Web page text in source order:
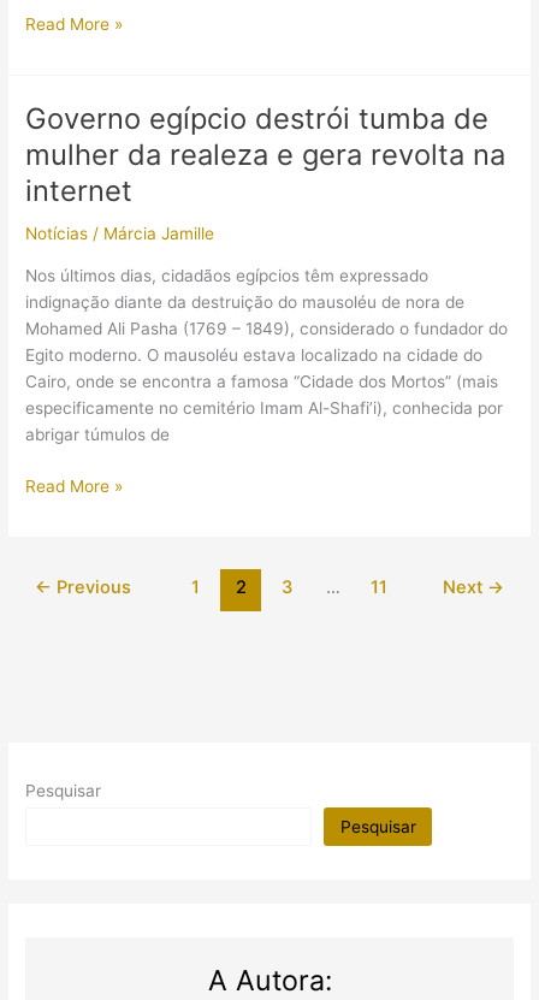
Estão
Pirâmide
de
Gizé?
Read More »
Governo egípcio destrói tumba de
mulher da realeza e gera revolta na
internet
Notícias / Márcia Jamille
Nos últimos dias, cidadãos egípcios têm expressado
indignação diante da destruição do mausoléu de nora de
Mohamed Ali Pasha (1769 – 1849), considerado o fundador do
Egito moderno. O mausoléu estava localizado na cidade do
Cairo, onde se encontra a famosa “Cidade dos Mortos” (mais
especificamente no cemitério Imam Al-Shafi’i), conhecida por
abrigar túmulos de
Governo
de
internet
Read More »
← Previous 1 2 3 … 11 Next →
Pesquisar
Pesquisar
A Autora: